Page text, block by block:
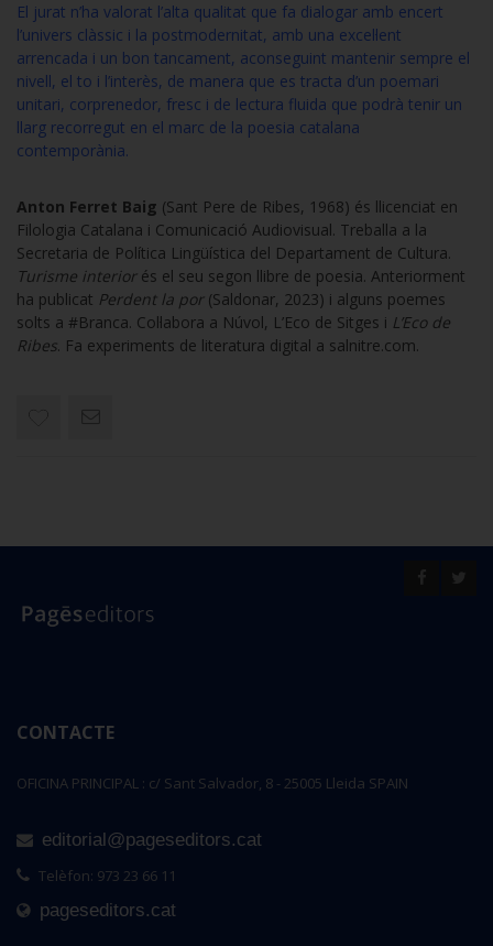
El jurat n’ha valorat l’alta qualitat que fa dialogar amb encert
l’univers clàssic i la postmodernitat, amb una excel·lent
arrencada i un bon tancament, aconseguint mantenir sempre el
nivell, el to i l’interès, de manera que es tracta d’un poemari
unitari, corprenedor, fresc i de lectura fluida que podrà tenir un
llarg recorregut en el marc de la poesia catalana
contemporània.
Anton Ferret Baig (Sant Pere de Ribes, 1968) és llicenciat en
Filologia Catalana i Comunicació Audiovisual. Treballa a la
Secretaria de Política Lingüística del Departament de Cultura.
Turisme interior és el seu segon llibre de poesia. Anteriorment
ha publicat Perdent la por (Saldonar, 2023) i alguns poemes
solts a #Branca. Col·labora a Núvol, L’Eco de Sitges i L’Eco de
Ribes. Fa experiments de literatura digital a salnitre.com.
CONTACTE
OFICINA PRINCIPAL : c/ Sant Salvador, 8 - 25005 Lleida SPAIN
editorial@pageseditors.cat
Telèfon: 973 23 66 11
pageseditors.cat